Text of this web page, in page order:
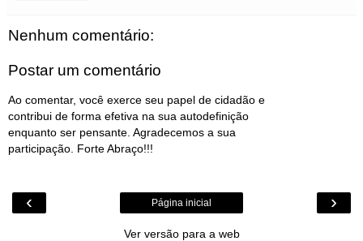
Nenhum comentário:
Postar um comentário
Ao comentar, você exerce seu papel de cidadão e
contribui de forma efetiva na sua autodefinição
enquanto ser pensante. Agradecemos a sua
participação. Forte Abraço!!!
‹ ›
Página inicial
Ver versão para a web